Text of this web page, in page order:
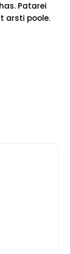
Patarei
arsti poole.